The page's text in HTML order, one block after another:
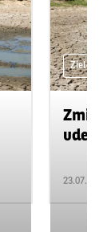
Zielone
23.07.2026